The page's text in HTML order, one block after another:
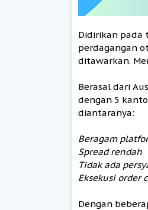
Didirikan pada
perdagangan
ditawarkan.
Berasal dari
dengan 5
diantaranya:
Beragam
Spread rendah
Tidak ada
Eksekusi order
Dengan